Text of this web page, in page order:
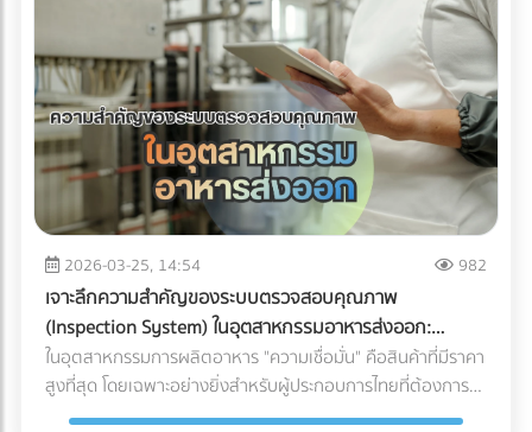
2026-03-25, 14:54 982
เจาะลึกความสำคัญของระบบตรวจสอบคุณภาพ
(Inspection System) ในอุตสาหกรรมอาหารส่งออก:
ปราการด่านสุดท้ายสู่ตลาดโลก
ในอุตสาหกรรมการผลิตอาหาร "ความเชื่อมั่น" คือสินค้าที่มีราคา
สูงที่สุด โดยเฉพาะอย่างยิ่งสำหรับผู้ประกอบการไทยที่ต้องการ
ส่งออกสินค้าไปยังตลาดต่างประเทศที่มีมาตรฐานเข้มงวดอย่าง